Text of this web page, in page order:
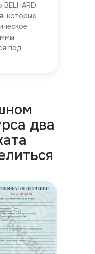
которые
под
два